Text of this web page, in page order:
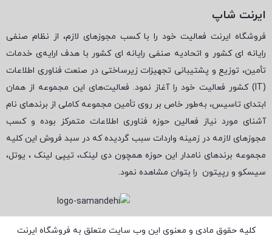
ایرنت شاپ
فروشگاه ایرنت فعالیت خود را با کسب مجوزهای لازم، از نظام صنفی
رایانه ای کشور و اتحادیه صنفی رایانه ای کشور با هدف ارایه‌ی خدمات
تأمین، توزیع و پشتیبانی تجهیزات زیرساختی در صنعت فناوری اطلاعات
(
IT) کشور فعالیت خود را آغاز نمود. فعالیت‌های این مجموعه از همان
ابتدای تاسیس، به‌طور خاص بر روی تأمین مجموعه کاملی از برندهای نام
آشنای مورد نیاز فعالین حوزه فناوری اطلاعات متمرکز بوده و کسب
مجوزهای لازمه در زمینه واردات سبب گردیده که در سبد فروش این کلیه
مجموعه برندهای نامدار این حوزه همچون دی لینک، تیپی لینک ، یوتل،
سیسکو و رپیتون را بتوان مشاهده نمود.
کلیه حقوق مادی و معنوی این وب سایت متعلق به فروشگاه ایرنت